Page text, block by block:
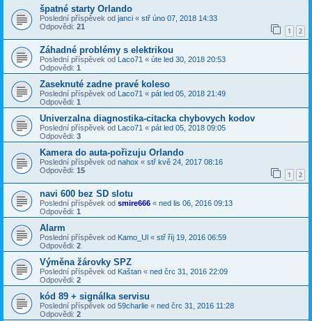
špatné starty Orlando
Poslední příspěvek od janci « stř úno 07, 2018 14:33
Odpovědi: 21 1 2
Záhadné problémy s elektrikou
Poslední příspěvek od Laco71 « úte led 30, 2018 20:53
Odpovědi: 1
Zaseknuté zadne pravé koleso
Poslední příspěvek od Laco71 « pát led 05, 2018 21:49
Odpovědi: 1
Univerzalna diagnostika-citacka chybovych kodov
Poslední příspěvek od Laco71 « pát led 05, 2018 09:05
Odpovědi: 3
Kamera do auta-pořizuju Orlando
Poslední příspěvek od nahox « stř kvě 24, 2017 08:16
Odpovědi: 15 1 2
navi 600 bez SD slotu
Poslední příspěvek od smire666 « ned lis 06, 2016 09:13
Odpovědi: 1
Alarm
Poslední příspěvek od Kamo_Ul « stř říj 19, 2016 06:59
Odpovědi: 2
Výměna žárovky SPZ
Poslední příspěvek od Kaštan « ned črc 31, 2016 22:09
Odpovědi: 2
kód 89 + signálka servisu
Poslední příspěvek od 59charlie « ned črc 31, 2016 11:28
Odpovědi: 2